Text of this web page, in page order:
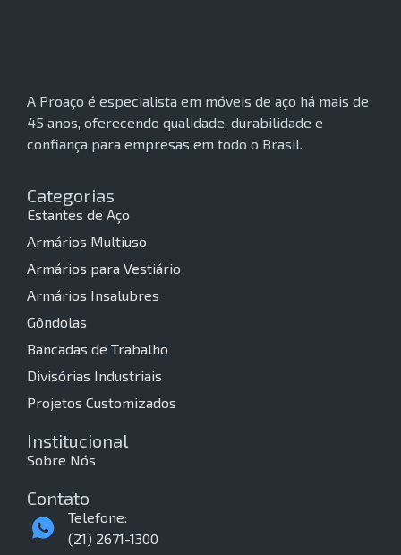
A Proaço é especialista em móveis de aço há mais de
45 anos, oferecendo qualidade, durabilidade e
confiança para empresas em todo o Brasil.
Categorias
Estantes de Aço
Armários Multiuso
Armários para Vestiário
Armários Insalubres
Gôndolas
Bancadas de Trabalho
Divisórias Industriais
Projetos Customizados
Institucional
Sobre Nós
Contato
Telefone:
(21) 2671-1300